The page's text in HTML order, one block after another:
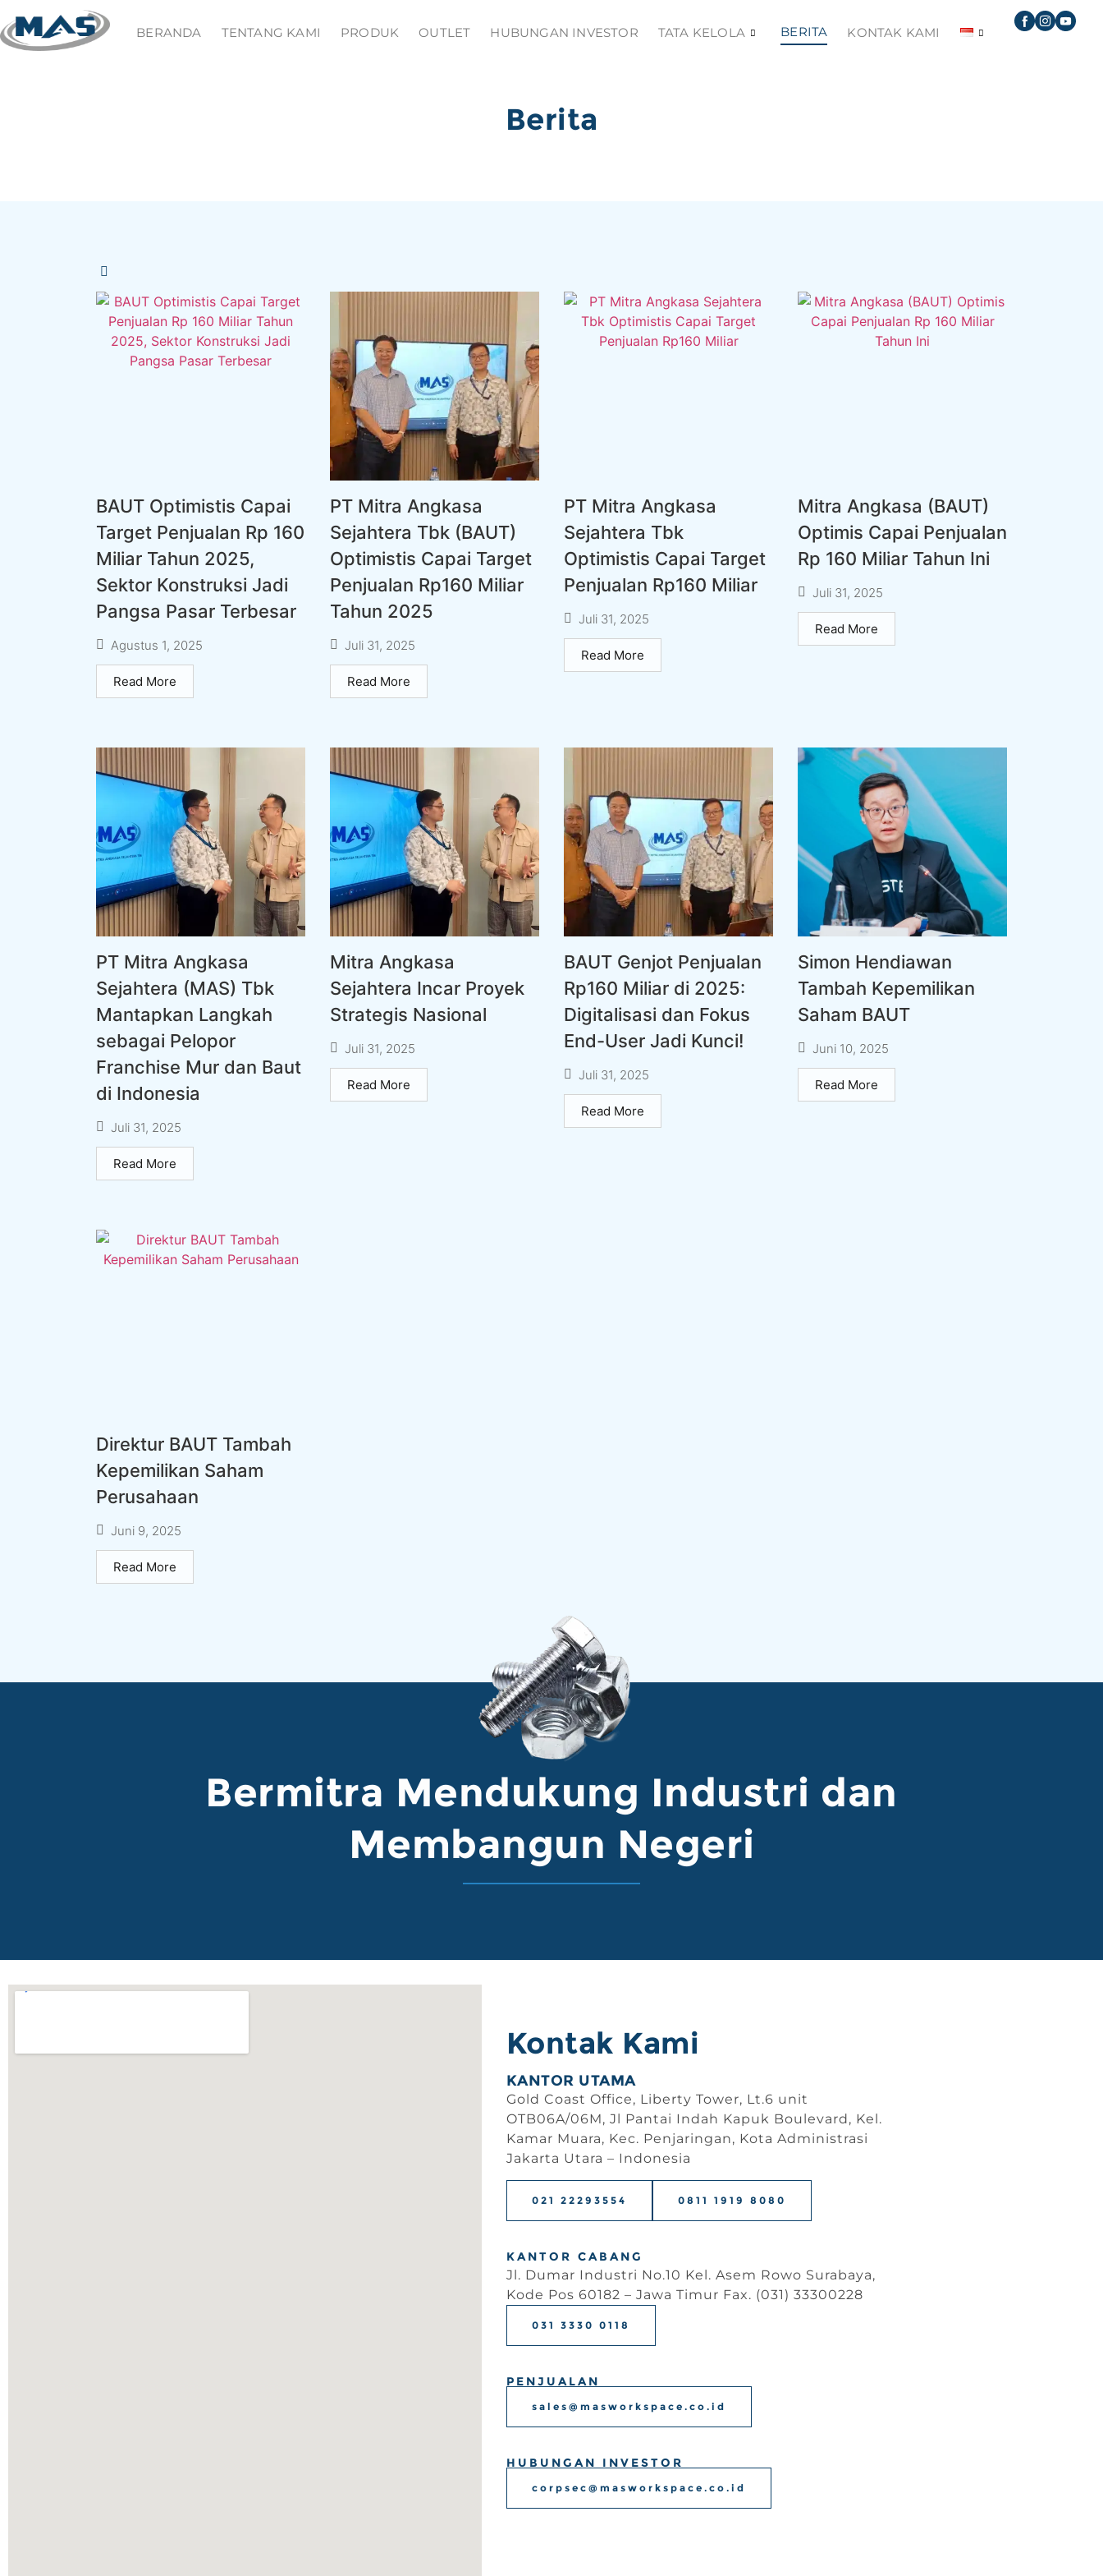
BERANDA TENTANG KAMI PRODUK OUTLET HUBUNGAN INVESTOR TATA KELOLA BERITA KONTAK KAMI
Berita
BAUT Optimistis Capai
Target Penjualan Rp 160
Miliar Tahun 2025,
Sektor Konstruksi Jadi
Pangsa Pasar Terbesar
Agustus 1, 2025
Read More
PT Mitra Angkasa
Sejahtera Tbk (BAUT)
Optimistis Capai Target
Penjualan Rp160 Miliar
Tahun 2025
Juli 31, 2025
Read More
PT Mitra Angkasa
Sejahtera Tbk
Optimistis Capai Target
Penjualan Rp160 Miliar
Juli 31, 2025
Read More
Mitra Angkasa (BAUT)
Optimis Capai Penjualan
Rp 160 Miliar Tahun Ini
Juli 31, 2025
Read More
PT Mitra Angkasa
Sejahtera (MAS) Tbk
Mantapkan Langkah
sebagai Pelopor
Franchise Mur dan Baut
di Indonesia
Juli 31, 2025
Read More
Mitra Angkasa
Sejahtera Incar Proyek
Strategis Nasional
Juli 31, 2025
Read More
BAUT Genjot Penjualan
Rp160 Miliar di 2025:
Digitalisasi dan Fokus
End-User Jadi Kunci!
Juli 31, 2025
Read More
Simon Hendiawan
Tambah Kepemilikan
Saham BAUT
Juni 10, 2025
Read More
Direktur BAUT Tambah
Kepemilikan Saham
Perusahaan
Juni 9, 2025
Read More
Bermitra Mendukung Industri dan
Membangun Negeri
Kontak Kami
KANTOR UTAMA
Gold Coast Office, Liberty Tower, Lt.6 unit
OTB06A/06M, Jl Pantai Indah Kapuk Boulevard, Kel.
Kamar Muara, Kec. Penjaringan, Kota Administrasi
Jakarta Utara – Indonesia
021 22293554 0811 1919 8080
KANTOR CABANG
Jl. Dumar Industri No.10 Kel. Asem Rowo Surabaya,
Kode Pos 60182 – Jawa Timur Fax. (031) 33300228
031 3330 0118
PENJUALAN
sales@masworkspace.co.id
HUBUNGAN INVESTOR
corpsec@masworkspace.co.id